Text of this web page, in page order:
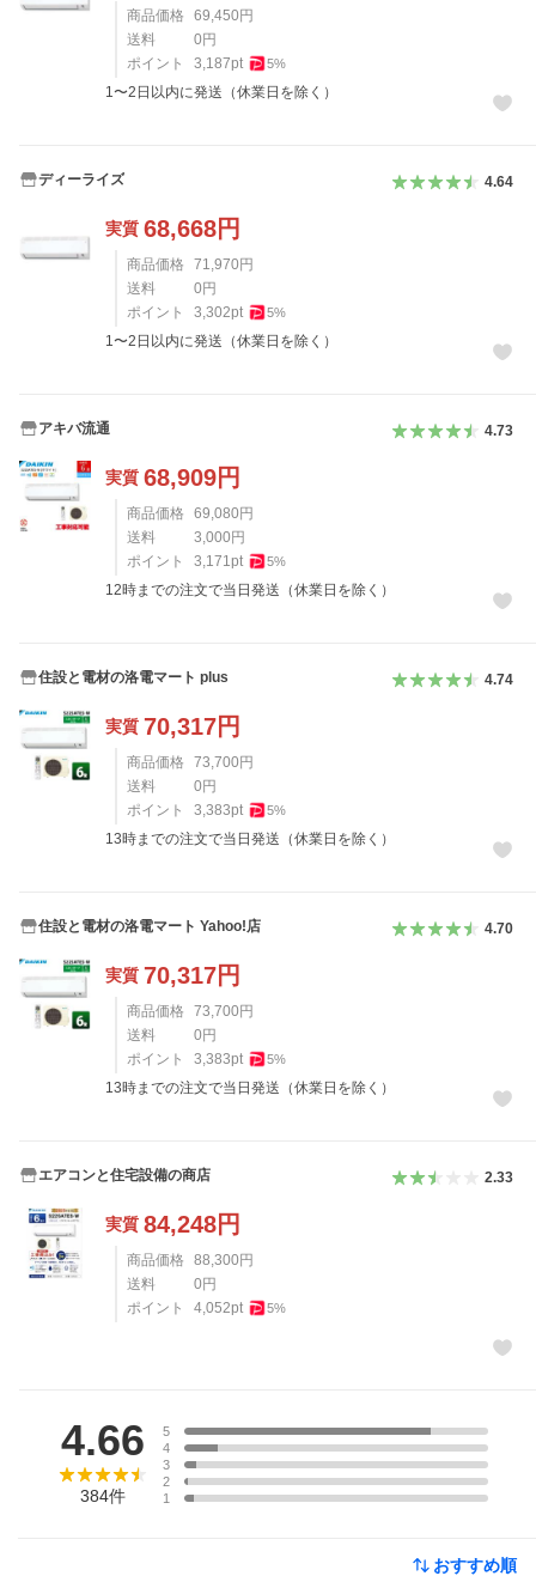
商品価格 69,450 円
送料
0 円
ポイント
3,187pt 5%
1〜2日以内に発送（休業日を除く）
ディーライズ 4.64
実質 68,668円
商品価格 71,970 円
送料
0 円
ポイント
3,302pt 5%
1〜2日以内に発送（休業日を除く）
アキバ流通 4.73
実質 68,909円
商品価格 69,080 円
送料
3,000 円
ポイント
3,171pt 5%
12時までの注文で当日発送（休業日を除く）
住設と電材の洛電マート plus 4.74
実質 70,317円
商品価格 73,700 円
送料
0 円
ポイント
3,383pt 5%
13時までの注文で当日発送（休業日を除く）
住設と電材の洛電マート Yahoo!店 4.70
実質 70,317円
商品価格 73,700 円
送料
0 円
ポイント
3,383pt 5%
13時までの注文で当日発送（休業日を除く）
エアコンと住宅設備の商店 2.33
実質 84,248円
商品価格 88,300 円
送料
0 円
ポイント
4,052pt 5%
4.66
384件
5
4
3
2
1
おすすめ順